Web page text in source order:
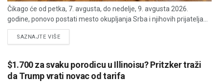
Čikago će od petka, 7. avgusta, do nedelje, 9. avgusta 2026.
godine, ponovo postati mesto okupljanja Srba i njihovih prijatelja...
SAZNAJTE VIŠEDETAILS
$1.700 za svaku porodicu u Illinoisu? Pritzker traži
da Trump vrati novac od tarifa